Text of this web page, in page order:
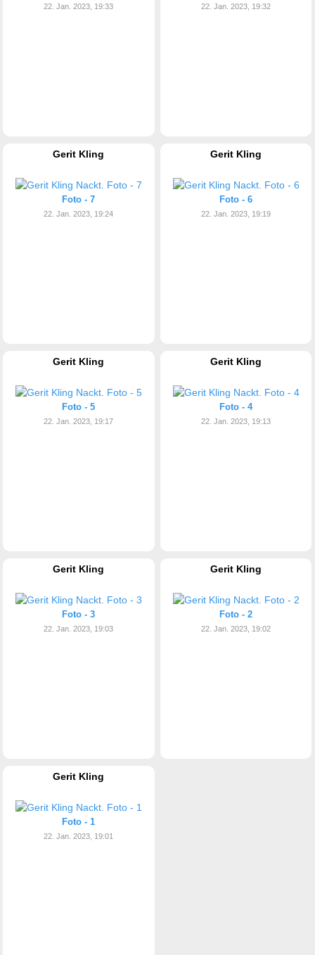
22. Jan. 2023, 19:33 22. Jan. 2023, 19:32
Gerit Kling
Foto - 7
22. Jan. 2023, 19:24
Gerit Kling
Foto - 6
22. Jan. 2023, 19:19
Gerit Kling
Foto - 5
22. Jan. 2023, 19:17
Gerit Kling
Foto - 4
22. Jan. 2023, 19:13
Gerit Kling
Foto - 3
22. Jan. 2023, 19:03
Gerit Kling
Foto - 2
22. Jan. 2023, 19:02
Gerit Kling
Foto - 1
22. Jan. 2023, 19:01